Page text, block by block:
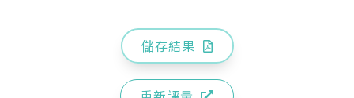
儲存結果